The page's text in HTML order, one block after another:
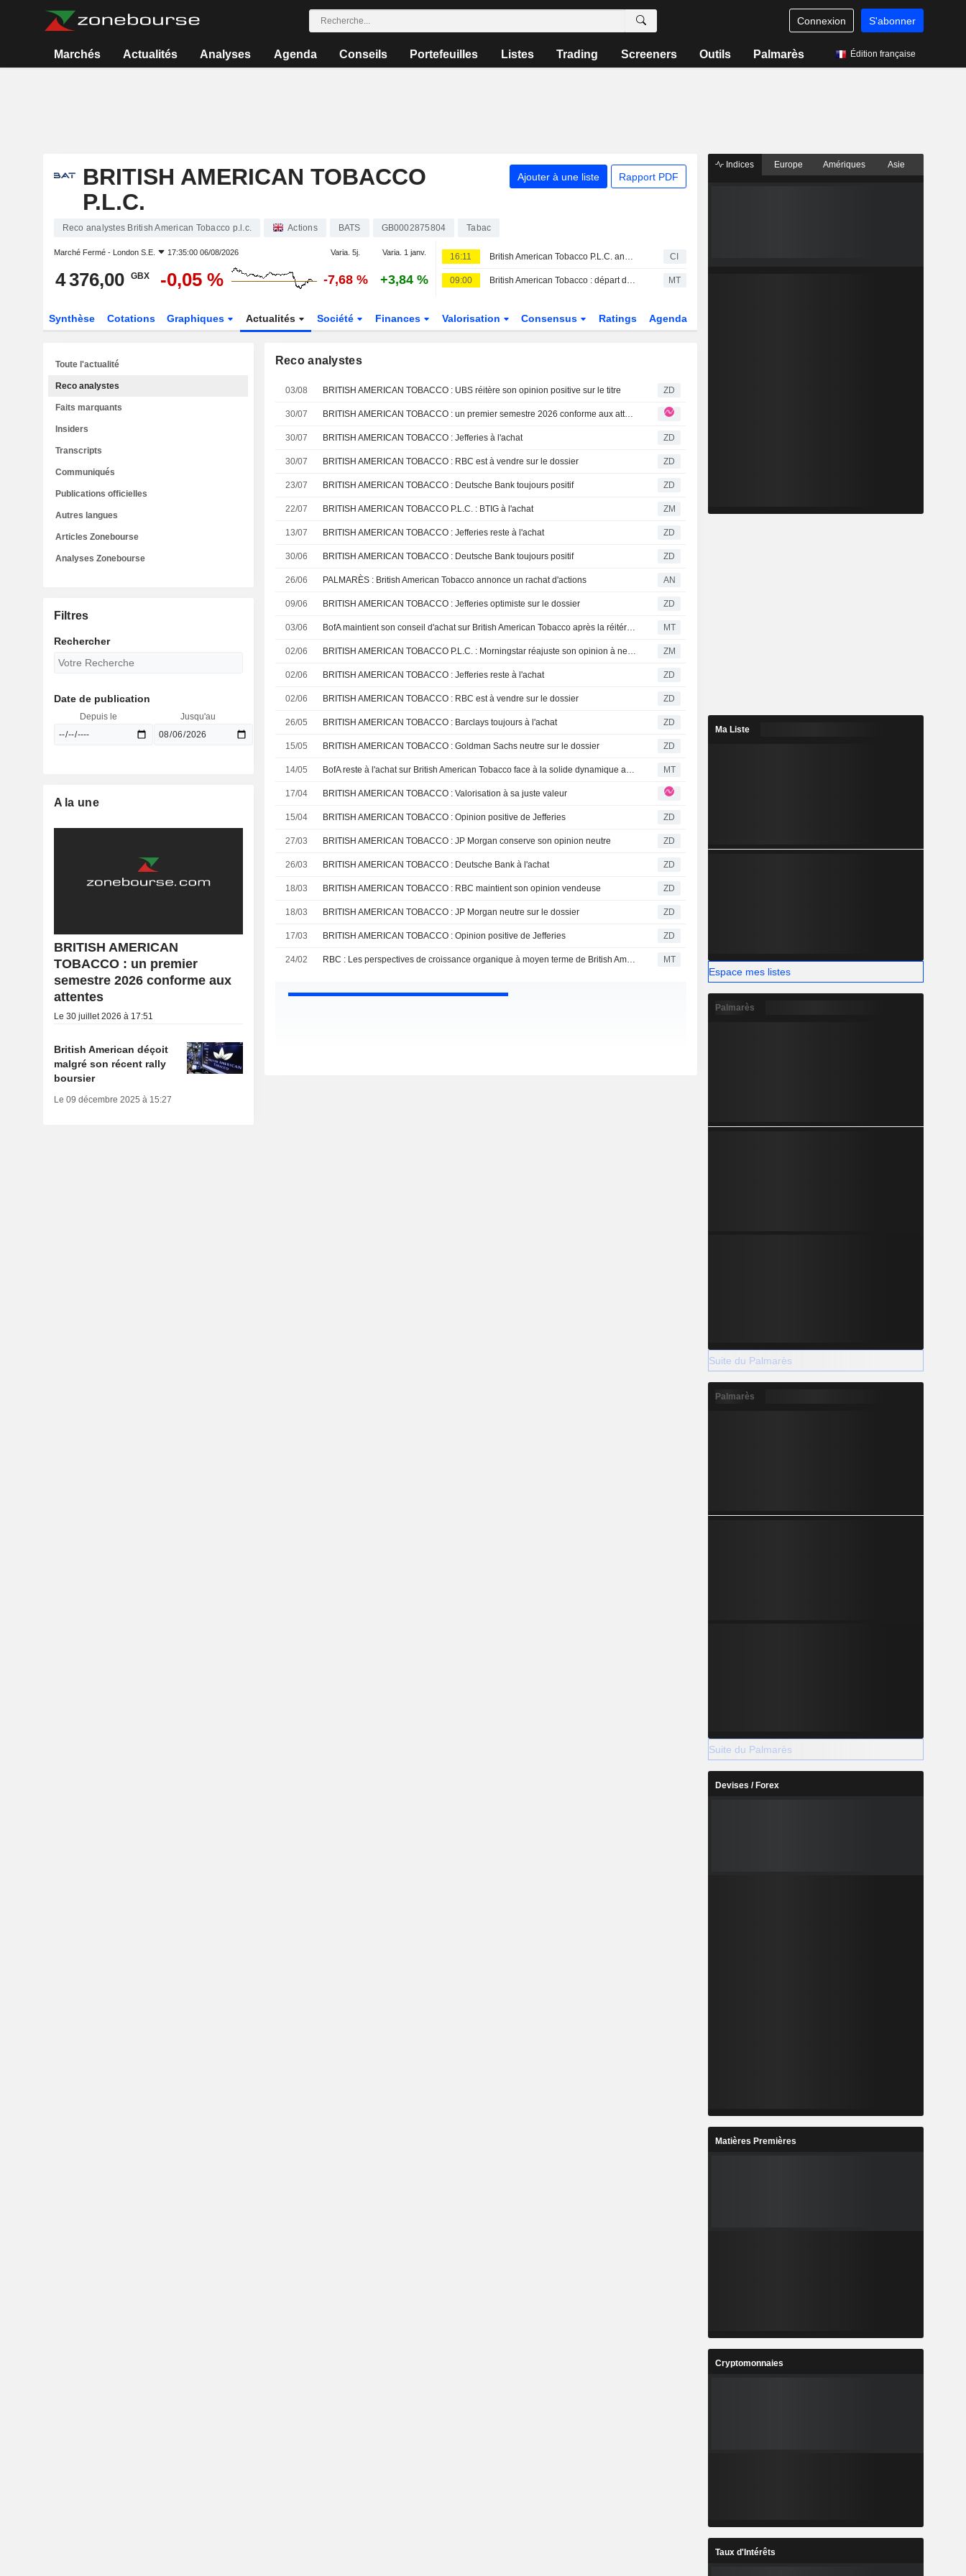
Connexion S'abonner
Marchés Actualités Analyses Agenda Conseils Portefeuilles Listes Trading Screeners Outils Palmarès Édition française
BRITISH AMERICAN TOBACCO
P.L.C.
Ajouter à une liste Rapport PDF
Reco analystes British American Tobacco p.l.c. Actions BATS GB0002875804 Tabac
Marché Fermé - London S.E. 17:35:00 06/08/2026 Varia. 5j. Varia. 1 janv.
4 376,00 GBX -0,05 % -7,68 % +3,84 %
16:11 British American Tobacco P.L.C. annonce des changements au sein de sa direction CI
09:00 British American Tobacco : départ du directeur marketing, sa succession déjà organisée MT
Synthèse Cotations Graphiques Actualités Société Finances Valorisation Consensus Ratings Agenda
Reco analystes
03/08 BRITISH AMERICAN TOBACCO : UBS réitère son opinion positive sur le titre ZD
30/07 BRITISH AMERICAN TOBACCO : un premier semestre 2026 conforme aux attentes
30/07 BRITISH AMERICAN TOBACCO : Jefferies à l'achat ZD
30/07 BRITISH AMERICAN TOBACCO : RBC est à vendre sur le dossier ZD
23/07 BRITISH AMERICAN TOBACCO : Deutsche Bank toujours positif ZD
22/07 BRITISH AMERICAN TOBACCO P.L.C. : BTIG à l'achat ZM
13/07 BRITISH AMERICAN TOBACCO : Jefferies reste à l'achat ZD
30/06 BRITISH AMERICAN TOBACCO : Deutsche Bank toujours positif ZD
26/06 PALMARÈS : British American Tobacco annonce un rachat d'actions AN
09/06 BRITISH AMERICAN TOBACCO : Jefferies optimiste sur le dossier ZD
03/06 BofA maintient son conseil d'achat sur British American Tobacco après la réitération des perspectives pour 2026 MT
02/06 BRITISH AMERICAN TOBACCO P.L.C. : Morningstar réajuste son opinion à neutre ZM
02/06 BRITISH AMERICAN TOBACCO : Jefferies reste à l'achat ZD
02/06 BRITISH AMERICAN TOBACCO : RBC est à vendre sur le dossier ZD
26/05 BRITISH AMERICAN TOBACCO : Barclays toujours à l'achat ZD
15/05 BRITISH AMERICAN TOBACCO : Goldman Sachs neutre sur le dossier ZD
14/05 BofA reste à l'achat sur British American Tobacco face à la solide dynamique américaine ; objectif de cours et prévisions relevés MT
17/04 BRITISH AMERICAN TOBACCO : Valorisation à sa juste valeur
15/04 BRITISH AMERICAN TOBACCO : Opinion positive de Jefferies ZD
27/03 BRITISH AMERICAN TOBACCO : JP Morgan conserve son opinion neutre ZD
26/03 BRITISH AMERICAN TOBACCO : Deutsche Bank à l'achat ZD
18/03 BRITISH AMERICAN TOBACCO : RBC maintient son opinion vendeuse ZD
18/03 BRITISH AMERICAN TOBACCO : JP Morgan neutre sur le dossier ZD
17/03 BRITISH AMERICAN TOBACCO : Opinion positive de Jefferies ZD
24/02 RBC : Les perspectives de croissance organique à moyen terme de British American Tobacco jugées « excessives »; recommandation « sous-performance » maintenue MT
Toute l'actualité
Reco analystes
Faits marquants
Insiders
Transcripts
Communiqués
Publications officielles
Autres langues
Articles Zonebourse
Analyses Zonebourse
Filtres
Rechercher
Date de publication
Depuis le Jusqu'au
A la une
BRITISH AMERICAN
TOBACCO : un premier
semestre 2026 conforme aux
attentes
Le 30 juillet 2026 à 17:51
British American déçoit
malgré son récent rally
boursier
Le 09 décembre 2025 à 15:27
Indices Europe Amériques Asie
Ma Liste
Espace mes listes
Palmarès
Suite du Palmarès
Palmarès
Suite du Palmarès
Devises / Forex
Matières Premières
Cryptomonnaies
Taux d'Intérêts